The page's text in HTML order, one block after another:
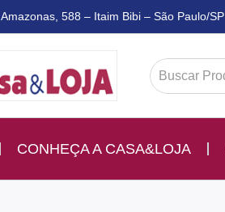
588 – Itaim Bibi – São Paulo/SP
CONHEÇA A CASA&LOJA